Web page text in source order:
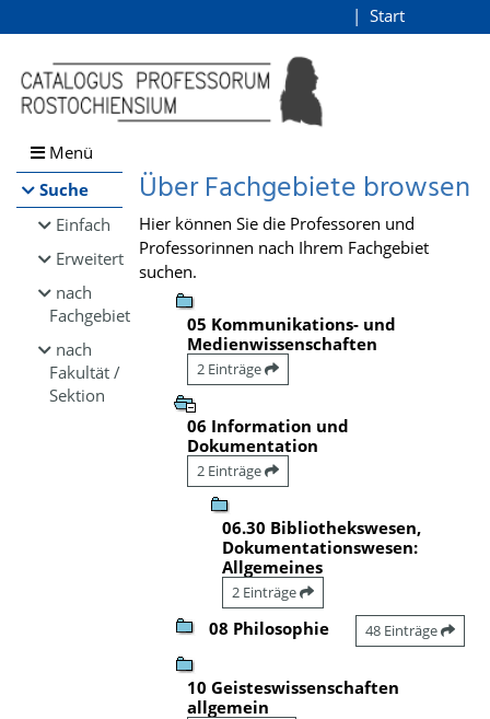
Browsen
direkt zum Inhalt
Start
Menü
Suche
Einfach
Erweitert
nach
Fachgebiet
nach
Fakultät /
Sektion
Über Fachgebiete browsen
Hier können Sie die Professoren und
Professorinnen nach Ihrem Fachgebiet
suchen.
05 Kommunikations- und
Medienwissenschaften
2 Einträge
06 Information und
Dokumentation
2 Einträge
06.30 Bibliothekswesen,
Dokumentationswesen:
Allgemeines
2 Einträge
08 Philosophie 48 Einträge
10 Geisteswissenschaften
allgemein